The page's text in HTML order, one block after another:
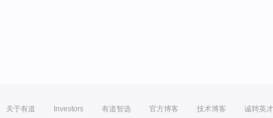
关于有道 Investors 有道智选 官方博客 技术博客 诚聘英才